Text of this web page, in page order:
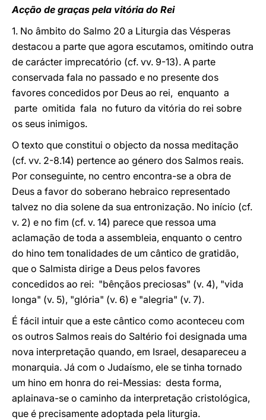
Acção de graças pela vitória do Rei
1. No âmbito do Salmo 20 a Liturgia das Vésperas
destacou a parte que agora escutamos, omitindo outra
de carácter imprecatório (cf. vv. 9-13). A parte
conservada fala no passado e no presente dos
favores concedidos por Deus ao rei, enquanto a
parte omitida fala no futuro da vitória do rei sobre
os seus inimigos.
O texto que constitui o objecto da nossa meditação
(cf. vv. 2-8.14) pertence ao género dos Salmos reais.
Por conseguinte, no centro encontra-se a obra de
Deus a favor do soberano hebraico representado
talvez no dia solene da sua entronização. No início (cf.
v. 2) e no fim (cf. v. 14) parece que ressoa uma
aclamação de toda a assembleia, enquanto o centro
do hino tem tonalidades de um cântico de gratidão,
que o Salmista dirige a Deus pelos favores
concedidos ao rei: "bênçãos preciosas" (v. 4), "vida
longa" (v. 5), "glória" (v. 6) e "alegria" (v. 7).
É fácil intuir que a este cântico como aconteceu com
os outros Salmos reais do Saltério foi designada uma
nova interpretação quando, em Israel, desapareceu a
monarquia. Já com o Judaísmo, ele se tinha tornado
um hino em honra do rei-Messias: desta forma,
aplainava-se o caminho da interpretação cristológica,
que é precisamente adoptada pela liturgia.